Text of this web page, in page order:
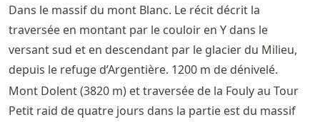
Dans le massif du mont Blanc. Le récit décrit la
traversée en montant par le couloir en Y dans le
versant sud et en descendant par le glacier du Milieu,
depuis le refuge d’Argentière. 1200 m de dénivelé.
Mont Dolent (3820 m) et traversée de la Fouly au Tour
Petit raid de quatre jours dans la partie est du massif